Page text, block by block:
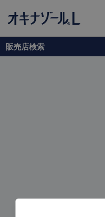
販売店検索